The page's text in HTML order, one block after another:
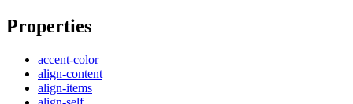
Properties
accent-color
align-content
align-items